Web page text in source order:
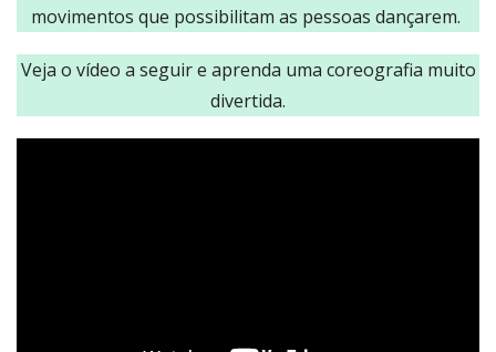
movimentos que possibilitam as pessoas dançarem.
Veja o vídeo a seguir e aprenda uma coreografia muito
divertida.